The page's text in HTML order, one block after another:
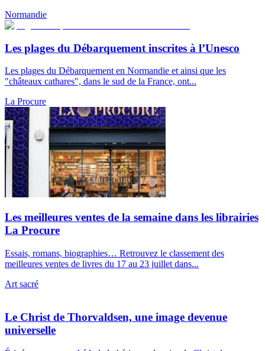
Normandie
Les plages du Débarquement inscrites à l’Unesco
Les plages du Débarquement en Normandie et ainsi que les
"châteaux cathares", dans le sud de la France, ont...
La Procure
Les meilleures ventes de la semaine dans les librairies
La Procure
Essais, romans, biographies… Retrouvez le classement des
meilleures ventes de livres du 17 au 23 juillet dans...
Art sacré
Le Christ de Thorvaldsen, une image devenue
universelle